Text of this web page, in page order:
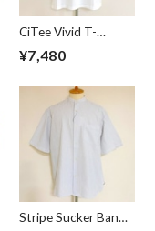
CiTee Vivid T-
¥7,480
Stripe Sucker Band